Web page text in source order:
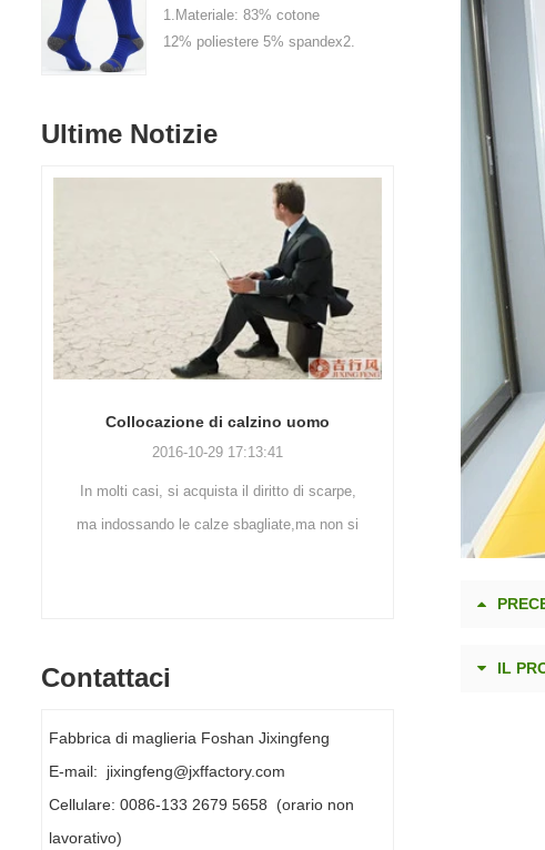
personalizzato la tua azienda
o il logo del marchio
/ dimensioni5.Go:
1.Materiale: 83% cotone
12% poliestere 5% spandex2.
o come abitudine4.Moq: 1000
coppie / colore
/ dimensioni5.Go:
personalizza la tua azienda
Ultime Notizie
Consigli per la pulizia delle calze
2019-11-18 16:36:11
I passaggi per lavare i calzini: 1. Quando ille
calze vengono tolte, vengono lavate
Calzini
Esterno
alpinismo e
un calzino.
Contattaci
Fabbrica di maglieria Foshan Jixingfeng
E-mail: jixingfeng@jxffactory.com
Cellulare: 0086-133 2679 5658 (orario non
lavorativo)
IL